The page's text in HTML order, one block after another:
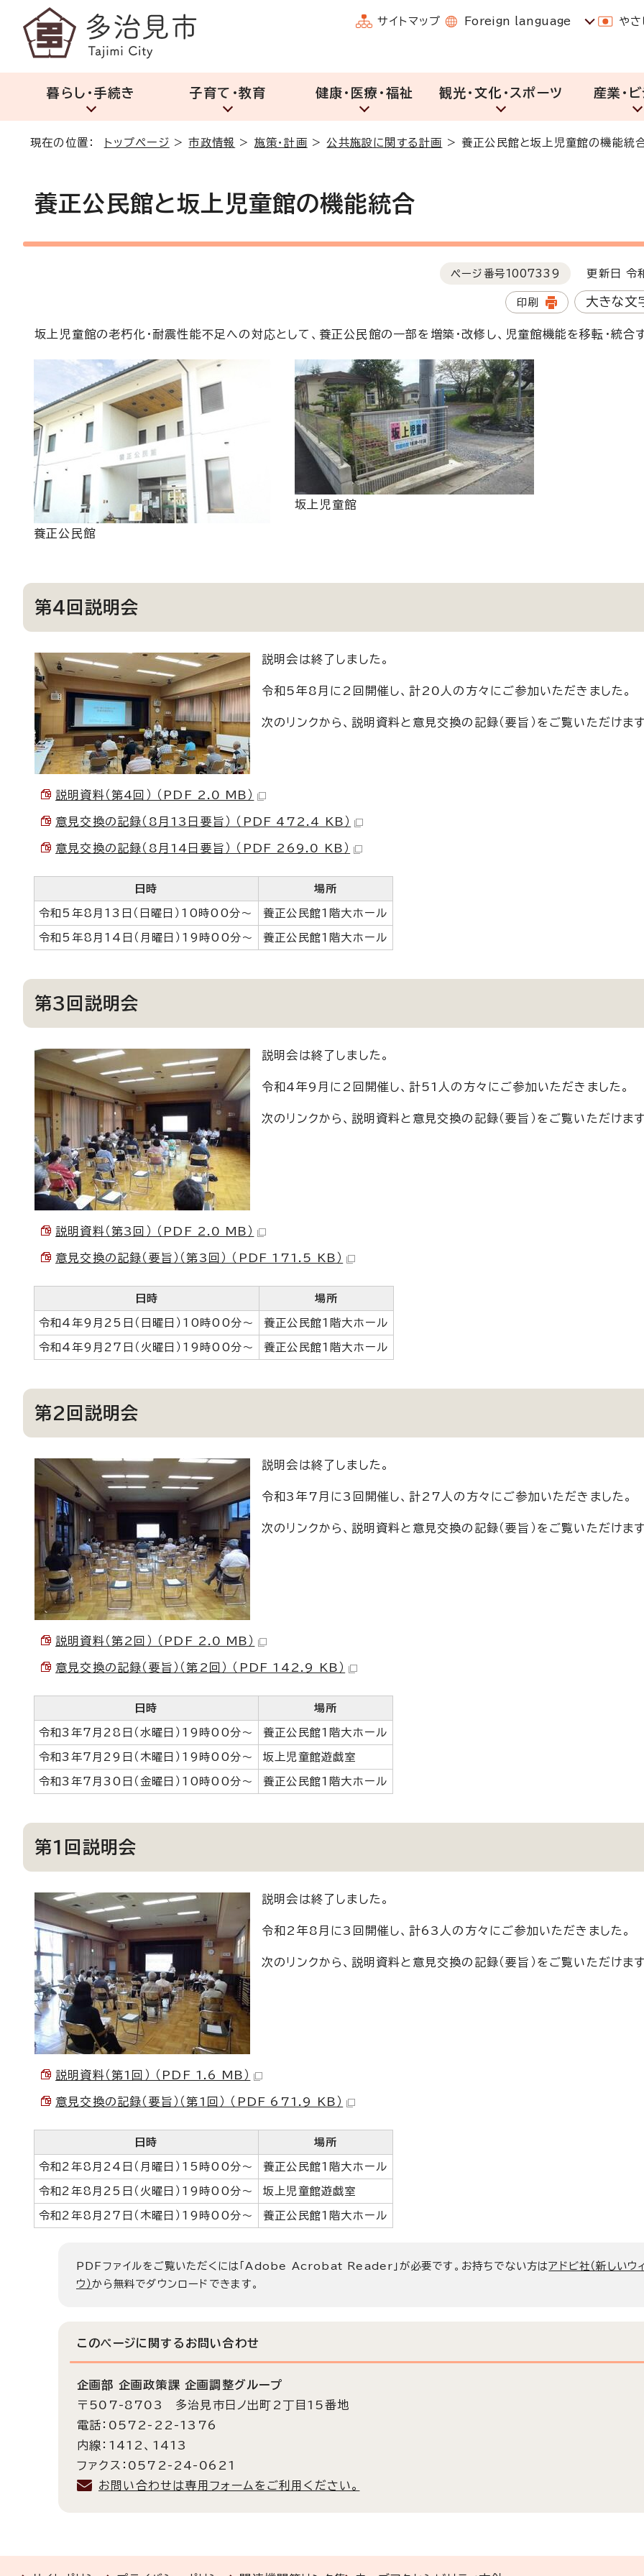
サイトマップ Foreign language や
暮らし・手続き 子育て・教育 健康・医療・福祉 観光・文化・スポーツ 産業・
現在の位置： トップページ >市政情報 > 施策・計画 >公共施設に関する計画 >養正公民館と坂上児童館の機能統
養正公民館と坂上児童館の機能統合
ページ番号1007339 更新日 令
印刷 大きな文
坂上児童館の老朽化・耐震性能不足への対応として、養正公民館の一部を増築・改修し、児童館機能を移転・統合
養正公民館
坂上児童館
第4回説明会
説明会は終了しました。
令和5年8月に2回開催し、計20人の方々にご参加いただきました。
次のリンクから、説明資料と意見交換の記録（要旨）をご覧いただけま
説明資料（第4回） （PDF 2.0 MB）
意見交換の記録（8月13日要旨） （PDF 472.4 KB）
意見交換の記録（8月14日要旨） （PDF 269.0 KB）
日時 場所
令和5年8月13日（日曜日）10時00分～ 養正公民館1階大ホール
令和5年8月14日（月曜日）19時00分～ 養正公民館1階大ホール
第3回説明会
説明会は終了しました。
令和4年9月に2回開催し、計51人の方々にご参加いただきました。
次のリンクから、説明資料と意見交換の記録（要旨）をご覧いただけま
説明資料（第3回） （PDF 2.0 MB）
意見交換の記録（要旨）（第3回） （PDF 171.5 KB）
日時 場所
令和4年9月25日（日曜日）10時00分～ 養正公民館1階大ホール
令和4年9月27日（火曜日）19時00分～ 養正公民館1階大ホール
第2回説明会
説明会は終了しました。
令和3年7月に3回開催し、計27人の方々にご参加いただきました。
次のリンクから、説明資料と意見交換の記録（要旨）をご覧いただけま
説明資料（第2回） （PDF 2.0 MB）
意見交換の記録（要旨）（第2回） （PDF 142.9 KB）
日時 場所
令和3年7月28日（水曜日）19時00分～ 養正公民館1階大ホール
令和3年7月29日（木曜日）19時00分～ 坂上児童館遊戯室
令和3年7月30日（金曜日）10時00分～ 養正公民館1階大ホール
第1回説明会
説明会は終了しました。
令和2年8月に3回開催し、計63人の方々にご参加いただきました。
次のリンクから、説明資料と意見交換の記録（要旨）をご覧いただけま
説明資料（第1回） （PDF 1.6 MB）
意見交換の記録（要旨）（第1回） （PDF 671.9 KB）
日時 場所
令和2年8月24日（月曜日）15時00分～ 養正公民館1階大ホール
令和2年8月25日（火曜日）19時00分～ 坂上児童館遊戯室
令和2年8月27日（木曜日）19時00分～ 養正公民館1階大ホール
PDFファイルをご覧いただくには「Adobe Acrobat Reader」が必要です。お持ちでない方はアドビ社（新しいウ
ウ）から無料でダウンロードできます。
このページに関する お問い合わせ
企画部 企画政策課 企画調整グループ
〒507-8703 多治見市日ノ出町2丁目15番地
電話：0572-22-1376
内線：1412、1413
ファクス：0572-24-0621
お問い合わせは専用フォームをご利用ください。